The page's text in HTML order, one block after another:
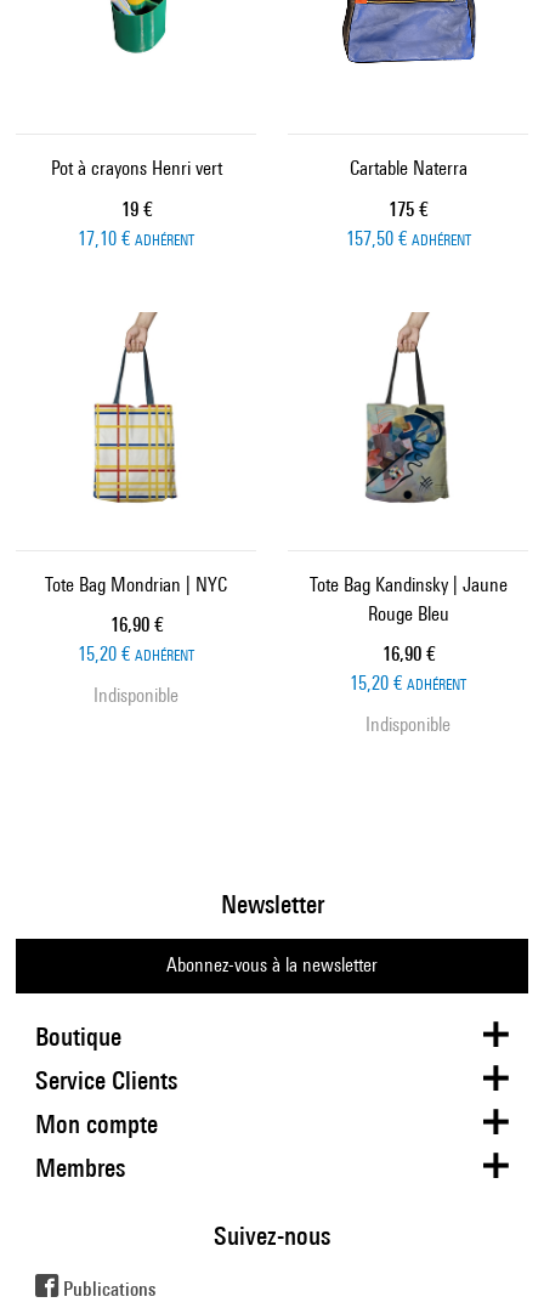
Pot à crayons Henri vert
Prix ​​actuel
19 €
17,10 € ADHÉRENT
Cartable Naterra
Prix ​​actuel
175 €
157,50 € ADHÉRENT
Tote Bag Mondrian | NYC
Prix ​​actuel
16,90 €
15,20 € ADHÉRENT
Indisponible
Tote Bag Kandinsky | Jaune
Rouge Bleu
Prix ​​actuel
16,90 €
15,20 € ADHÉRENT
Indisponible
Boutique
Newsletter
Abonnez-vous à la newsletter
Service Clients
Mon compte
Membres
Suivez-nous
Publications